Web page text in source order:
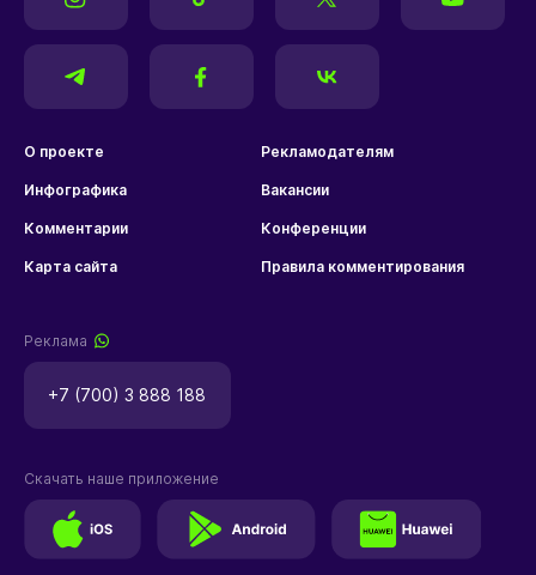
О проекте Рекламодателям
Инфографика Вакансии
Комментарии Конференции
Карта сайта Правила комментирования
Реклама
+7 (700) 3 888 188
Скачать наше приложение